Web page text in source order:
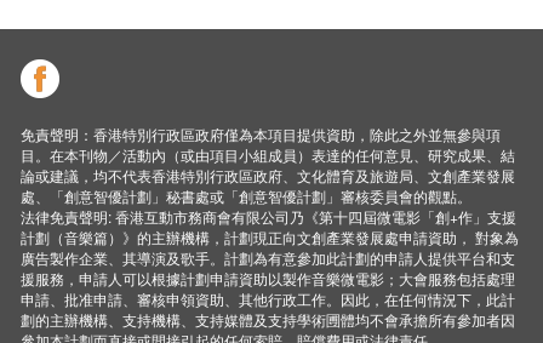
免責聲明：香港特別行政區政府僅為本項目提供資助，除此之外並無參與項
目。在本刊物／活動內（或由項目小組成員）表達的任何意見、研究成果、結
論或建議，均不代表香港特別行政區政府、文化體育及旅遊局、文創產業發展
處、「創意智優計劃」秘書處或「創意智優計劃」審核委員會的觀點。
法律免責聲明: 香港互動市務商會有限公司乃《第十四屆微電影「創+作」支援
計劃（音樂篇）》的主辦機構，計劃現正向文創產業發展處申請資助， 對象為
廣告製作企業、其導演及歌手。計劃為有意參加此計劃的申請人提供平台和支
援服務，申請人可以根據計劃申請資助以製作音樂微電影；大會服務包括處理
申請、批准申請、審核申領資助、其他行政工作。因此，在任何情況下，此計
劃的主辦機構、支持機構、支持媒體及支持學術圑體均不會承擔所有參加者因